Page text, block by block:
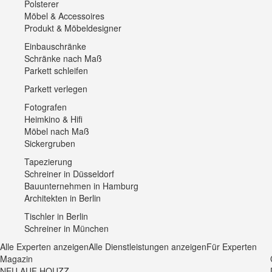
Polsterer
Möbel & Accessoires
Produkt & Möbeldesigner
Einbauschränke
Schränke nach Maß
Parkett schleifen
Parkett verlegen
Fotografen
Heimkino & Hifi
Möbel nach Maß
Sickergruben
Tapezierung
Schreiner in Düsseldorf
Bauunternehmen in Hamburg
Architekten in Berlin
Tischler in Berlin
Schreiner in München
Alle Experten anzeigenAlle Dienstleistungen anzeigenFür Experten
Magazin